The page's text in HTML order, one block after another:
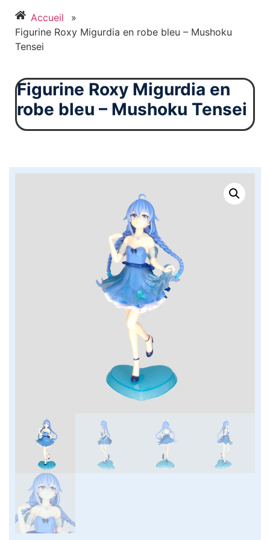
Accueil
»
Figurine Roxy Migurdia en robe bleu – Mushoku
Tensei
Figurine Roxy Migurdia en
robe bleu – Mushoku Tensei